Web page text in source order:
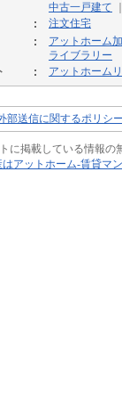
中古一戸建て
注文住宅
アットホーム
ライブラリー
アットホーム
部送信に関するポリシ
に掲載している情報の
アットホーム-賃貸マ